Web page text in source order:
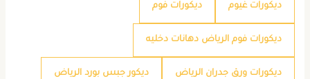
ديكورات غيوم ديكورات فوم
ديكورات فوم الرياض دهانات دخليه
ديكورات ورق جدران الرياض ديكور جبس بورد الرياض